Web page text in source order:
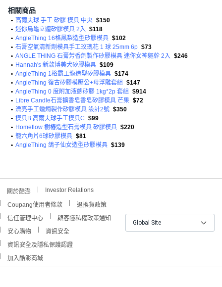
相關商品
• 高爾夫球 手工 矽膠 模具 中央 $150
• 迷你烏龜立體矽膠模具 2入 $118
• AngleThing 16格鳳梨造型矽膠模具 $102
• 石膏空氣清新劑模具手工玫瑰花 1 球 25mm 6p $73
• ANGLE THING 石膏芳香劑製作矽膠模具 迷你女神軀幹 2入 $246
• Hannah's 新款博美犬矽膠模具 $109
• AngleThing 1格霸王龍造型矽膠模具 $174
• AngleThing 復古矽膠模壓公+母浮雕套組
$147
• AngleThing 0 度附加液態矽膠 1kg*2p 套組
$914
• Libre Candle石膏擴香皂香皂矽膠模具 芒果 $72
• 漂亮手工蠟燭製作矽膠模具 設計2號 $350
• 模具B 高爾夫球手工模具C $99
• Homeflow 樹樁造型石膏模具 矽膠模具 $220
• 籠六角片6球矽膠模具 $81
• AngleThing 鴿子仙女造型矽膠模具 $139
關於酷澎 Investor Relations
Coupang使用者條款
退換貨政策
信任管理中心
顧客隱私權政策通知
安心購物
資訊安全
資訊安全及隱私保護認證
加入酷澎商城
Global Site